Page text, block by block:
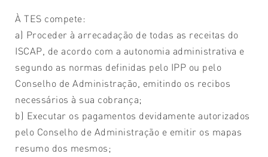
À TES compete:
a) Proceder à arrecadação de todas as receitas do
ISCAP, de acordo com a autonomia administrativa e
segundo as normas definidas pelo IPP ou pelo
Conselho de Administração, emitindo os recibos
necessários à sua cobrança;
b) Executar os pagamentos devidamente autorizados
pelo Conselho de Administração e emitir os mapas
resumo dos mesmos;